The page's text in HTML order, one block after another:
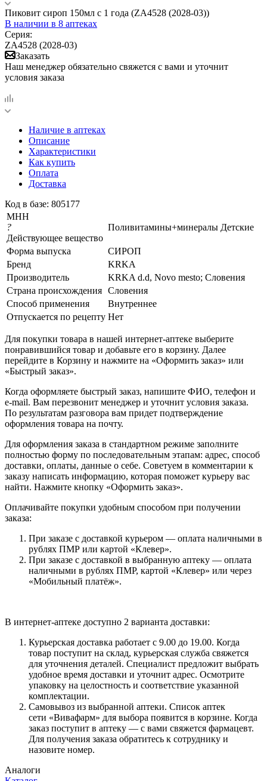
Пиковит сироп 150мл с 1 года (ZA4528 (2028-03))
В наличии в 8 аптеках
Серия:
ZA4528 (2028-03)
Заказать
Наш менеджер обязательно свяжется с вами и уточнит
условия заказа
Наличие в аптеках
Описание
Характеристики
Как купить
Оплата
Доставка
Код в базе: 805177
МНН
?
Действующее вещество
Поливитамины+минералы Детские
Форма выпуска
СИРОП
Бренд
KRKA
Производитель
KRKA d.d, Novo mesto; Словения
Страна происхождения Словения
Способ применения
Внутреннее
Отпускается по рецепту Нет
Для покупки товара в нашей интернет-аптеке выберите
понравившийся товар и добавьте его в корзину. Далее
перейдите в Корзину и нажмите на «Оформить заказ» или
«Быстрый заказ».
Когда оформляете быстрый заказ, напишите ФИО, телефон и
e-mail. Вам перезвонит менеджер и уточнит условия заказа.
По результатам разговора вам придет подтверждение
оформления товара на почту.
Для оформления заказа в стандартном режиме заполните
полностью форму по последовательным этапам: адрес, способ
доставки, оплаты, данные о себе. Советуем в комментарии к
заказу написать информацию, которая поможет курьеру вас
найти. Нажмите кнопку «Оформить заказ».
Оплачивайте покупки удобным способом при получении
заказа:
При заказе с доставкой курьером — оплата наличными в
рублях ПМР или картой «Клевер».
При заказе с доставкой в выбранную аптеку — оплата
наличными в рублях ПМР, картой «Клевер» или через
«Мобильный платёж».
В интернет-аптеке доступно 2 варианта доставки:
Курьерская доставка работает с 9.00 до 19.00. Когда
товар поступит на склад, курьерская служба свяжется
для уточнения деталей. Специалист предложит выбрать
удобное время доставки и уточнит адрес. Осмотрите
упаковку на целостность и соответствие указанной
комплектации.
Самовывоз из выбранной аптеки. Список аптек
сети «Вивафарм» для выбора появится в корзине. Когда
заказ поступит в аптеку — с вами свяжется фармацевт.
Для получения заказа обратитесь к сотруднику и
назовите номер.
Аналоги